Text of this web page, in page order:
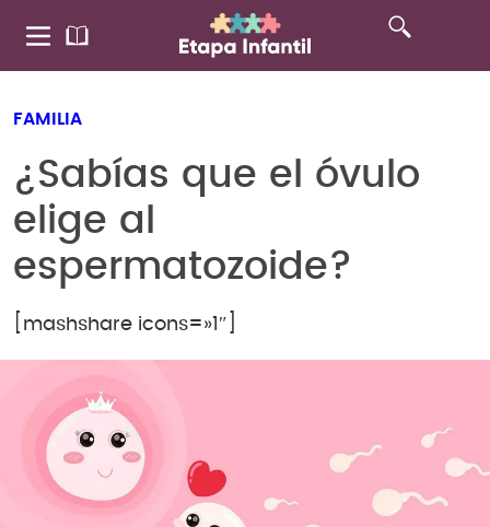
FAMILIA
¿Sabías que el óvulo
elige al
espermatozoide?
[mashshare icons=»1″]